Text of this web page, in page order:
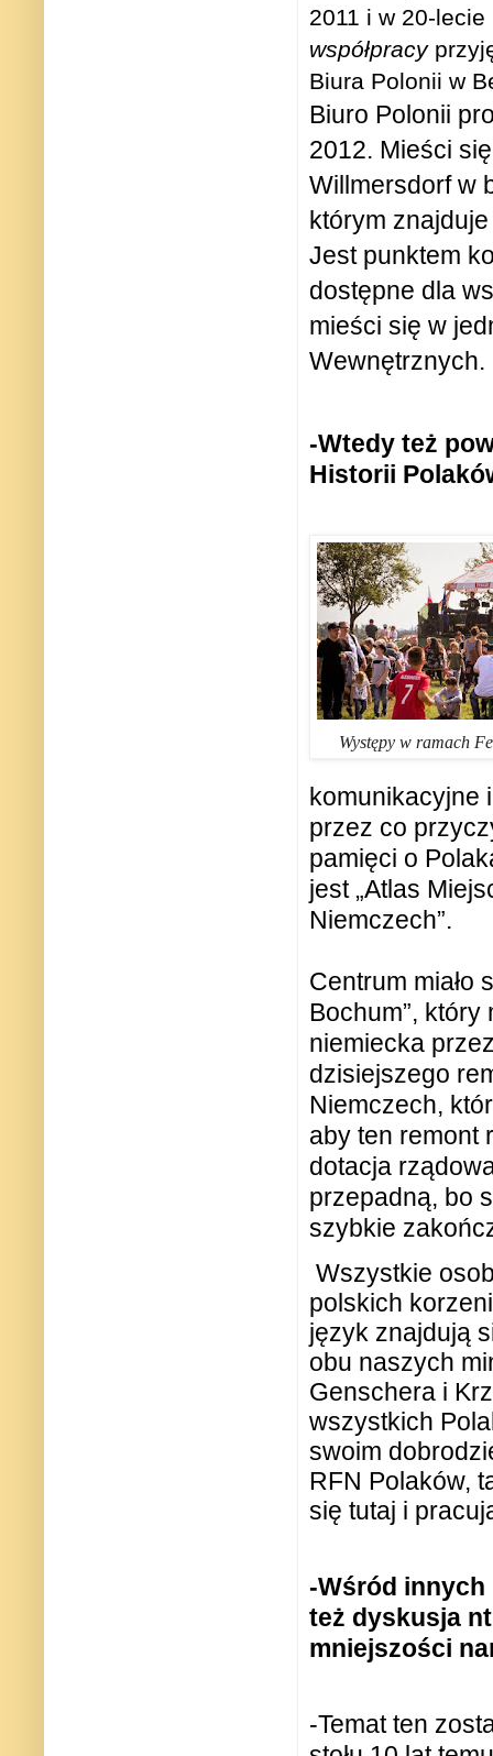
2011 i w 20-
współpracy
Biura Polonii w
Biuro Polonii
2012. Mieści
Willmersdorf w
którym
Jest punktem
dostępne dla
mieści się w
Wewnętrznych.
-Wtedy też
Historii
Występy w ramach
komunikacyjne
przez co
pamięci o
jest „Atlas
Niemczech”.
Centrum miało
Bochum”, który
niemiecka
dzisiejszego
Niemczech,
aby ten remont
dotacja
przepadną, bo
szybkie
Wszystkie
polskich
język znajdują
obu naszych
Genschera i
wszystkich
swoim
RFN Polaków,
się tutaj i
-Wśród
też dyskusja
mniejszości
-Temat ten